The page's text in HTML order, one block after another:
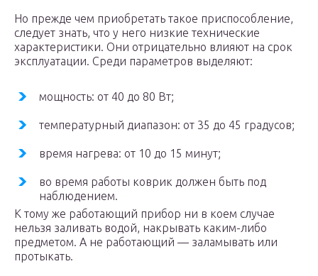
Но прежде чем приобретать такое приспособление,
следует знать, что у него низкие технические
характеристики. Они отрицательно влияют на срок
эксплуатации. Среди параметров выделяют:
мощность: от 40 до 80 Вт;
температурный диапазон: от 35 до 45 градусов;
время нагрева: от 10 до 15 минут;
во время работы коврик должен быть под
наблюдением.
К тому же работающий прибор ни в коем случае
нельзя заливать водой, накрывать каким-либо
предметом. А не работающий — заламывать или
протыкать.